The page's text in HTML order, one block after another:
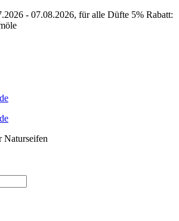
- 07.08.2026, für alle Düfte 5% Rabatt:
Naturseifen